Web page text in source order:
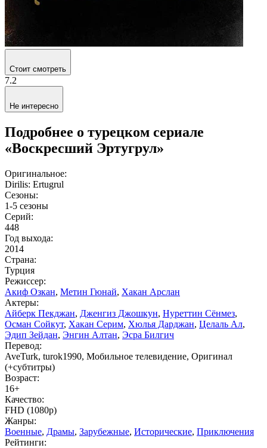
Стоит смотреть
7.2
Не интересно
Подробнее о турецком сериале
«Воскресший Эртугрул»
Оригинальное:
Dirilis: Ertugrul
Сезоны:
1-5 сезоны
Серий:
448
Год выхода:
2014
Страна:
Турция
Режиссер:
Акиф Озкан, Метин Гюнай, Хакан Арслан
Актеры:
Айберк Пекджан, Дженгиз Джошкун, Нуреттин Сёнмез,
Осман Сойкут, Хакан Серим, Хюлья Дарджан, Целаль Ал,
Эдип Зейдан, Энгин Алтан, Эсра Билгич
Перевод:
AveTurk, turok1990, Мобильное телевидение, Оригинал
(+субтитры)
Возраст:
16+
Качество:
FHD (1080p)
Жанры:
Военные, Драмы, Зарубежные, Исторические, Приключения
Рейтинги: